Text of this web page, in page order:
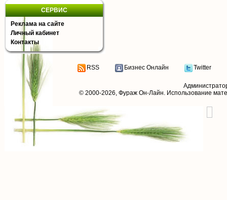
СЕРВИС
Реклама на сайте
Личный кабинет
Контакты
RSS Бизнес Онлайн Twitter
© 2000-2026, Фураж Он-Лайн. Использование